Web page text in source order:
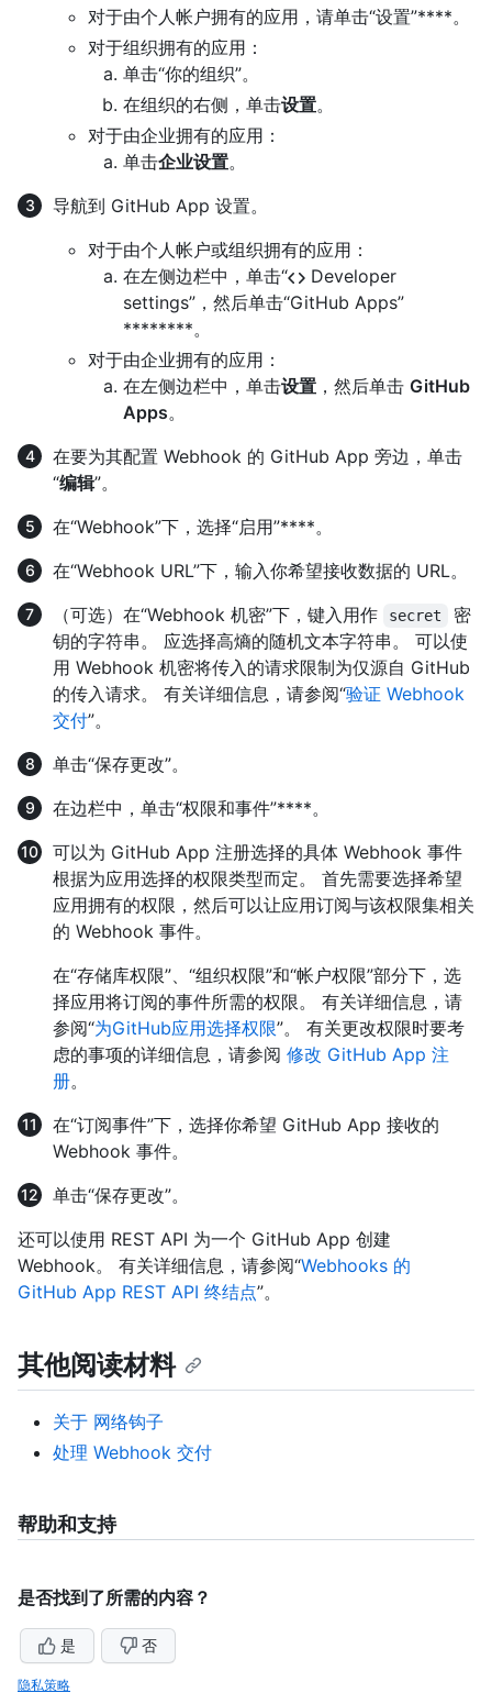
对于由个人帐户拥有的应用，请单击“设置”****。
对于组织拥有的应用：
单击“你的组织”。
在组织的右侧，单击设置。
对于由企业拥有的应用：
单击企业设置。
导航到 GitHub App 设置。
对于由个人帐户或组织拥有的应用：
在左侧边栏中，单击“
Developer
settings”，然后单击“GitHub Apps”
********。
对于由企业拥有的应用：
在左侧边栏中，单击设置 ，然后单击 GitHub
Apps。
在要为其配置 Webhook 的 GitHub App 旁边，单击
“编辑”。
在“Webhook”下，选择“启用”****。
在“Webhook URL”下，输入你希望接收数据的 URL。
（可选）在“Webhook 机密”下，键入用作
secret
密
钥的字符串。 应选择高熵的随机文本字符串。 可以使
用 Webhook 机密将传入的请求限制为仅源自 GitHub
的传入请求。 有关详细信息，请参阅“验证 Webhook
交付”。
单击“保存更改”。
在边栏中，单击“权限和事件”****。
可以为 GitHub App 注册选择的具体 Webhook 事件
根据为应用选择的权限类型而定。 首先需要选择希望
应用拥有的权限，然后可以让应用订阅与该权限集相关
的 Webhook 事件。
在“存储库权限”、“组织权限”和“帐户权限”部分下，选
择应用将订阅的事件所需的权限。 有关详细信息，请
参阅“为GitHub应用选择权限”。 有关更改权限时要考
虑的事项的详细信息，请参阅 修改 GitHub App 注
册。
在“订阅事件”下，选择你希望 GitHub App 接收的
Webhook 事件。
单击“保存更改”。
还可以使用 REST API 为一个 GitHub App 创建
Webhook。 有关详细信息，请参阅“Webhooks 的
GitHub App REST API 终结点”。
其他阅读材料
关于 网络钩子
处理 Webhook 交付
帮助和支持
是否找到了所需的内容？
是 否
隐私策略